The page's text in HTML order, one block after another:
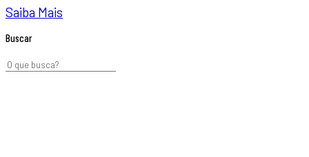
Saiba Mais
Buscar